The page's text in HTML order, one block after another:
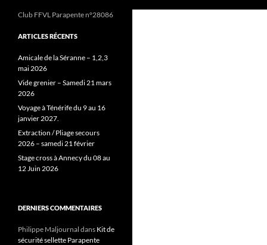
Club FFVL Parapente n°28086
ARTICLES RÉCENTS
Amicale de la Séranne – 1,2,3
mai 2026
Vide grenier – Samedi 21 mars
2026
Voyage à Ténérife du 9 au 16
janvier 2027.
Extraction / Pliage secours
2026 – samedi 21 février
Stage cross à Annecy du 08 au
12 Juin 2026
DERNIERS COMMENTAIRES
Philippe Maljournal dans Kit de
sécurité sellette Parapente